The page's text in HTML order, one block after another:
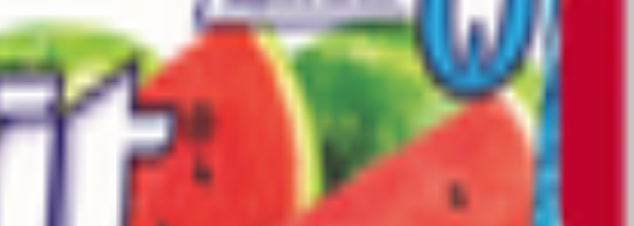
Россия, Московская обл., г.о. Ступино, г. Ступино, ул. Лужниковская. д. 2;
Петербург, Пулковское, Ш., д. 48, лит. А; 633100, Россия, Новосибирская